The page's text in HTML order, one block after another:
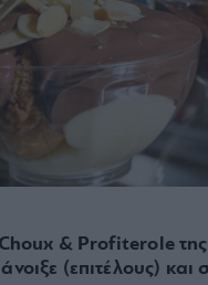
& Profiterole της
(επιτέλους) και